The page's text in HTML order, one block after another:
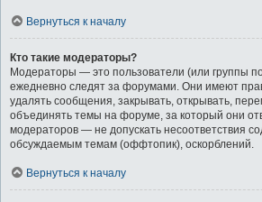
Вернуться к началу
Кто такие модераторы?
Модераторы — это пользователи (или группы
ежедневно следят за форумами. Они имеют
удалять сообщения, закрывать, открывать,
объединять темы на форуме, за который они
модераторов — не допускать несоответствия
обсуждаемым темам (оффтопик), оскорблений.
Вернуться к началу